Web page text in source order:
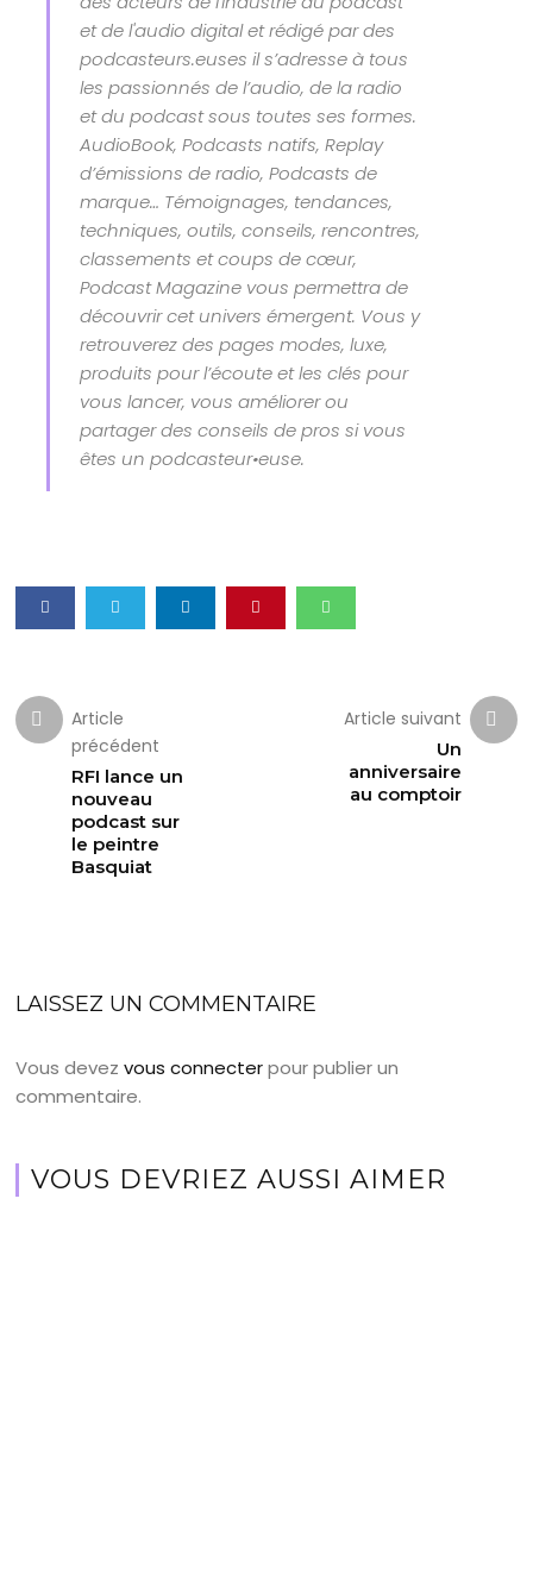
et de l'audio digital et rédigé par des
podcasteurs.euses il s’adresse à tous
les passionnés de l’audio, de la radio
et du podcast sous toutes ses formes.
AudioBook, Podcasts natifs, Replay
d’émissions de radio, Podcasts de
marque… Témoignages, tendances,
techniques, outils, conseils, rencontres,
classements et coups de cœur,
Podcast Magazine vous permettra de
découvrir cet univers émergent. Vous y
retrouverez des pages modes, luxe,
produits pour l’écoute et les clés pour
vous lancer, vous améliorer ou
partager des conseils de pros si vous
êtes un podcasteur•euse.
Article
précédent
RFI lance un
nouveau
podcast sur
le peintre
Basquiat
Article suivant
Un
anniversaire
au comptoir
LAISSEZ UN COMMENTAIRE
Vous devezvous connecterpour publier un
commentaire.
VOUS DEVRIEZ AUSSI AIMER